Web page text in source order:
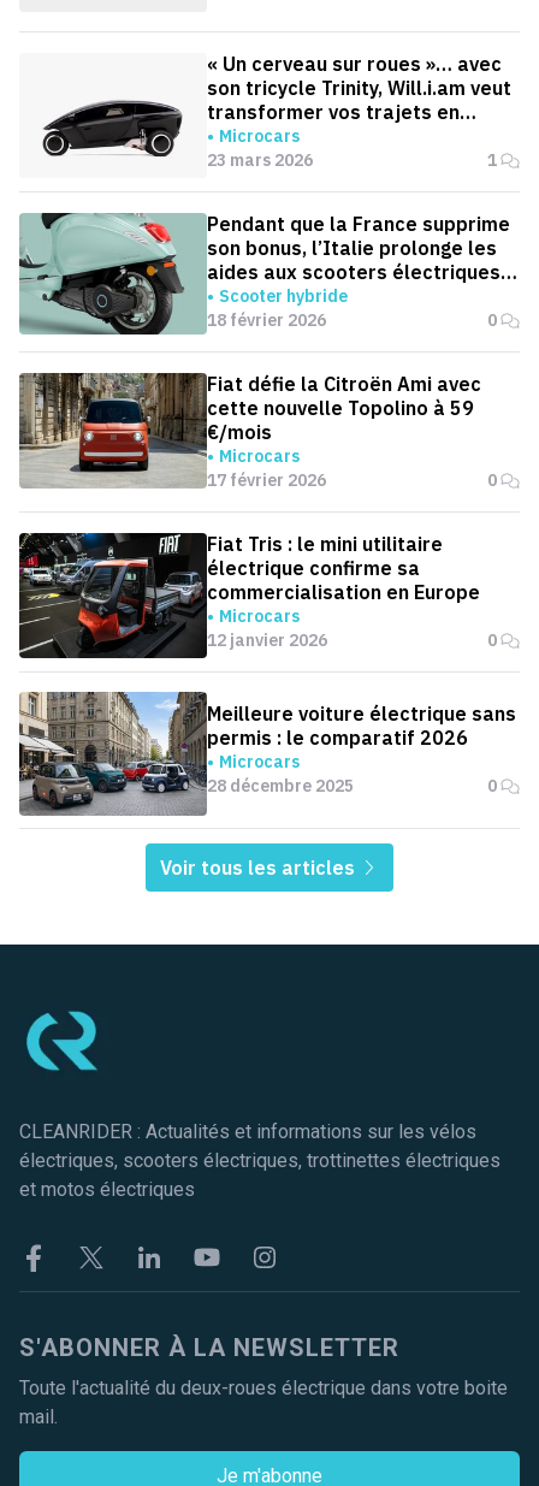
« Un cerveau sur roues »… avec
son tricycle Trinity, Will.i.am veut
transformer vos trajets en
moments productifs
Microcars
23 mars 2026
1
Pendant que la France supprime
son bonus, l’Italie prolonge les
aides aux scooters électriques
jusqu’en 2030
Scooter hybride
18 février 2026
0
Fiat défie la Citroën Ami avec
cette nouvelle Topolino à 59
€/mois
Microcars
17 février 2026
0
Fiat Tris : le mini utilitaire
électrique confirme sa
commercialisation en Europe
Microcars
12 janvier 2026
0
Meilleure voiture électrique sans
permis : le comparatif 2026
Microcars
28 décembre 2025
0
Voir tous les articles
CLEANRIDER : Actualités et informations sur les vélos
électriques, scooters électriques, trottinettes électriques
et motos électriques
FacebookTwitter LinkekinYoutubeInstagram
S'ABONNER À LA NEWSLETTER
Toute l'actualité du deux-roues électrique dans votre boite
mail.
Je m'abonne